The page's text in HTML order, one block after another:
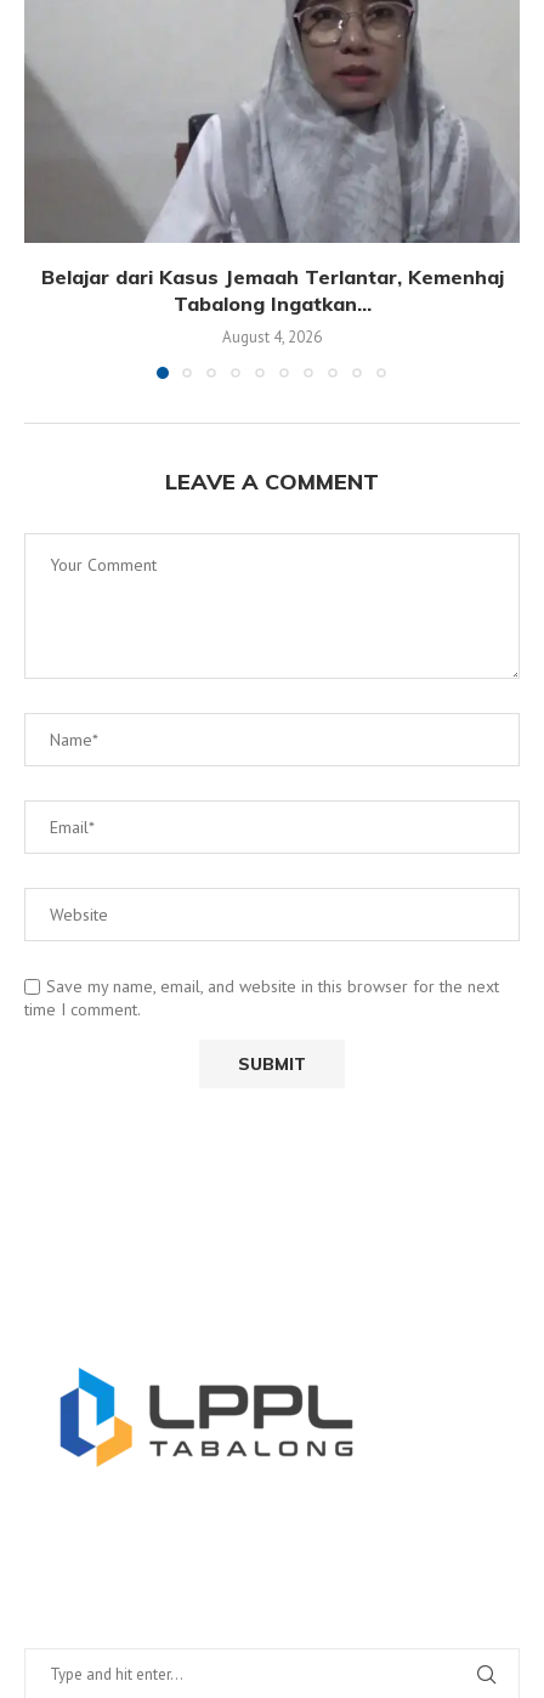
Belajar dari Kasus Jemaah Terlantar, Kemenhaj
Tabalong Ingatkan...
August 4, 2026
LEAVE A COMMENT
Save my name, email, and website in this browser for the next
time I comment.